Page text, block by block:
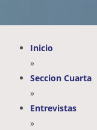
Inicio
»
Seccion Cuarta
»
Entrevistas
»